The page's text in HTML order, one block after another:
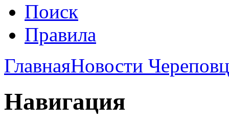
Поиск
Правила
ГлавнаяНовости
Навигация